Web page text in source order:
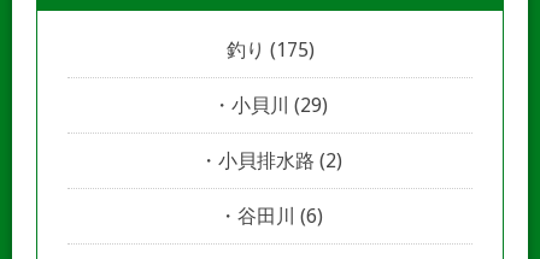
釣り (175)
小貝川 (29)
小貝排水路 (2)
谷田川 (6)